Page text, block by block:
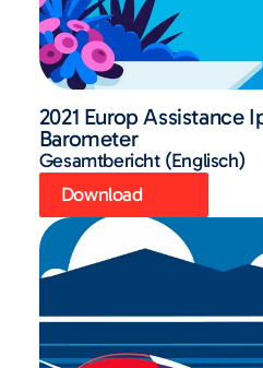
2021 Europ Assistance
Barometer
Gesamtbericht (Englisch)
Download